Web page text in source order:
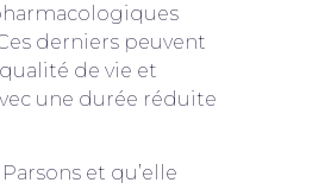
derniers peuvent
de vie et
une durée réduite
et qu’elle